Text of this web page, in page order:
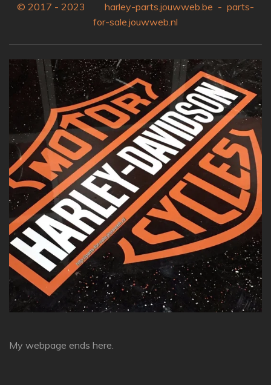
© 2017 - 2023 harley-parts.jouwweb.be - parts-
for-sale.jouwweb.nl
My webpage ends here.